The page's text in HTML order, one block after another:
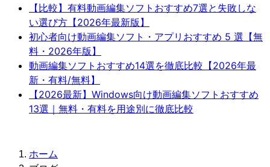
【比較】有料動画編集ソフトおすすめ7選と失敗しな
い選び方【2026年最新版】
初心者向け動画編集ソフト・アプリおすすめ 5 選【無
料・2026年版】
動画編集ソフトおすすめ14選を徹底比較【2026年最
新・有料/無料】
【2026最新】Windows向け動画編集ソフトおすすめ
13選｜無料・有料を用途別に徹底比較
ホーム